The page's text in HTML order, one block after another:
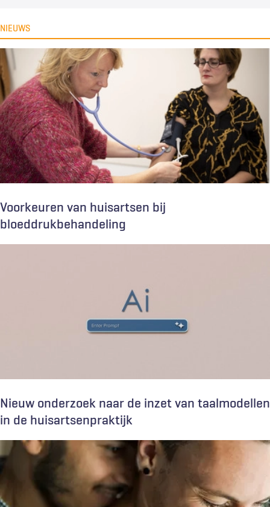
NIEUWS
Voorkeuren van huisartsen bij
bloeddrukbehandeling
Nieuw onderzoek naar de inzet van taalmodellen
in de huisartsenpraktijk